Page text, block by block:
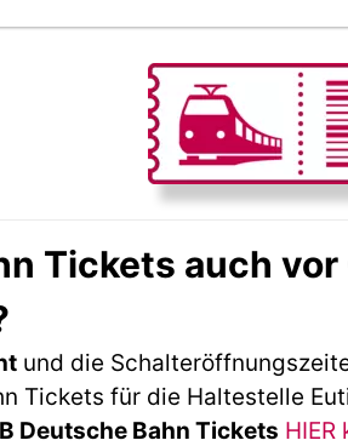
Tickets auch
und die
Tickets für die Haltestelle
Deutsche Bahn Tickets HIER